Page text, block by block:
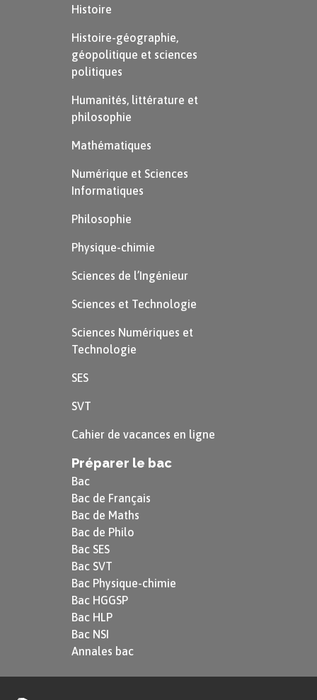
Histoire
Histoire-géographie,
géopolitique et sciences
politiques
Humanités, littérature et
philosophie
Mathématiques
Numérique et Sciences
Informatiques
Philosophie
Physique-chimie
Sciences de l’Ingénieur
Sciences et Technologie
Sciences Numériques et
Technologie
SES
SVT
Cahier de vacances en ligne
Préparer le bac
Bac
Bac de Français
Bac de Maths
Bac de Philo
Bac SES
Bac SVT
Bac Physique-chimie
Bac HGGSP
Bac HLP
Bac NSI
Annales bac